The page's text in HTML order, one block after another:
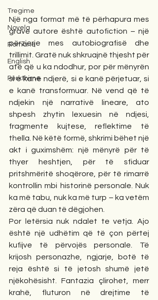
Tregime
Novela
Romane
English
Përkthime
Një nga format më të përhapura mes
grave autore është autofiction – një
përzierje mes autobiografisë dhe
trillimit. Gratë nuk shkruajnë thjesht për
atë që u ka ndodhur, por për mënyrën
si e kanë ndjerë, si e kanë përjetuar, si
e kanë transformuar. Në vend që të
ndjekin një narrativë lineare, ato
shpesh zhytin lexuesin në ndjesi,
fragmente kujtese, reflektime të
thella. Në këtë formë, shkrimi bëhet një
akt i guximshëm: një mënyrë për të
thyer heshtjen, për të sfiduar
pritshmëritë shoqërore, për të rimarrë
kontrollin mbi historinë personale. Nuk
ka më tabu, nuk ka më turp – ka vetëm
zëra që duan të dëgjohen.
Por letërsia nuk ndalet te vetja. Ajo
është një udhëtim që të çon përtej
kufijve të përvojës personale. Të
krijosh personazhe, ngjarje, botë të
reja është si të jetosh shumë jetë
njëkohësisht. Fantazia çlirohet, merr
krahë, fluturon në drejtime të